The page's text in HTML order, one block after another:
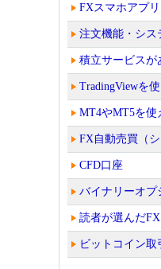
FXスマホアプリ
注文機能・シス
積立サービスが
TradingViewを
MT4やMT5を使
FX自動売買（
CFD口座
バイナリーオプ
読者が選んだ
ビットコイン